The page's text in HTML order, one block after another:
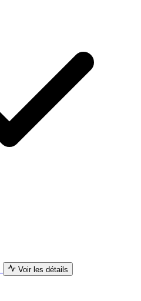
Voir les détails